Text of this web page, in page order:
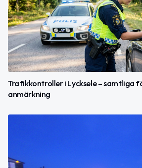
Trafikkontroller i Lycksele – samtliga
anmärkning